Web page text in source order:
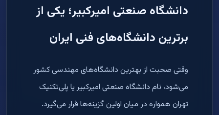
دانشگاه صنعتی امیرکبیر؛ یکی از
برترین دانشگاه‌های فنی ایران
وقتی صحبت از بهترین دانشگاه‌های مهندسی کشور
می‌شود، نام دانشگاه صنعتی امیرکبیر یا پلی‌تکنیک
تهران همواره در میان اولین گزینه‌ها قرار می‌گیرد.